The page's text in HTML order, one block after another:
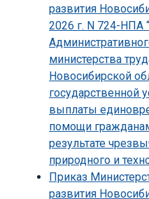
развития
2026 г. N 724-НПА
министерства
Новосибирской
государственной
выплаты
помощи
результате
природного и
Приказ
развития